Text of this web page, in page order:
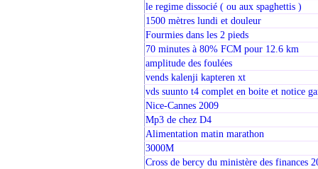
le regime dissocié ( ou aux spaghettis )
1500 mètres lundi et douleur
Fourmies dans les 2 pieds
70 minutes à 80% FCM pour 12.6 km
amplitude des foulées
vends kalenji kapteren xt
vds suunto t4 complet en boite et notice
Nice-Cannes 2009
Mp3 de chez D4
Alimentation matin marathon
3000M
Cross de bercy du ministère des finances